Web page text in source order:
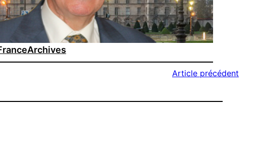
Archives
Article précédent